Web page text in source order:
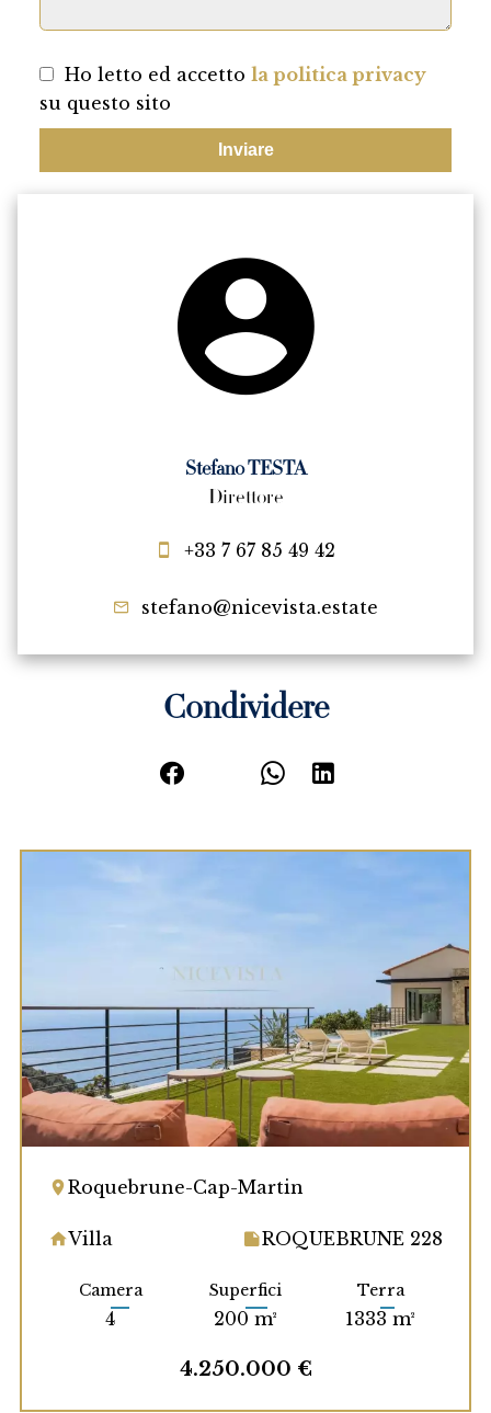
Ho letto ed accetto la politica privacy
su questo sito
Inviare
Stefano TESTA
Direttore
+33 7 67 85 49 42
stefano@nicevista.estate
Condividere
Roquebrune-Cap-Martin
Villa ROQUEBRUNE 228
Camera
4
Superfici
200 m²
Terra
1333 m²
4.250.000 €